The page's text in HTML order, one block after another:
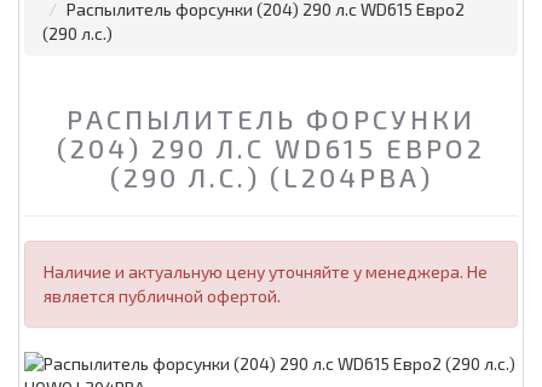
Распылитель форсунки (204) 290 л.с WD615 Евро2
(290 л.с.)
РАСПЫЛИТЕЛЬ ФОРСУНКИ
(204) 290 Л.С WD615 ЕВРО2
(290 Л.С.) (L204PBA)
Наличие и актуальную цену уточняйте у менеджера. Не
является публичной офертой.